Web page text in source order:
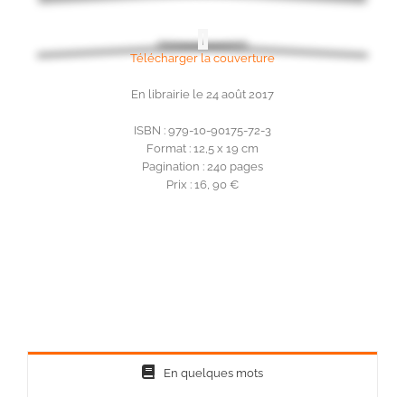
Télécharger la couverture
En librairie le 24 août 2017
ISBN : 979-10-90175-72-3
Format : 12,5 x 19 cm
Pagination : 240 pages
Prix : 16, 90 €
En quelques mots